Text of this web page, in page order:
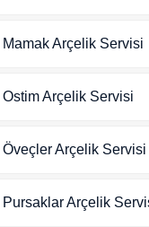
Mamak Arçelik Servisi
Ostim Arçelik Servisi
Öveçler Arçelik Servisi
Pursaklar Arçelik